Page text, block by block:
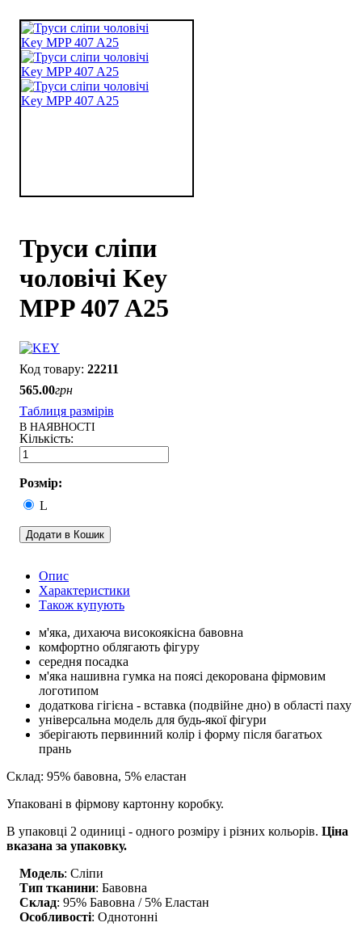
Труси сліпи
чоловічі Key
MPP 407 A25
22211
565.00грн
Таблиця размірів
В НАЯВНОСТІ
Розмір:
L
Додати в Кошик
Опис
Характеристики
Також купують
м'яка, дихаюча високоякісна бавовна
комфортно облягають фігуру
середня посадка
м'яка нашивна гумка на поясі декорована фірмовим
логотипом
додаткова гігієна - вставка (подвійне дно) в області паху
універсальна модель для будь-якої фігури
зберігають первинний колір і форму після багатьох
прань
Склад: 95% бавовна, 5% еластан
Упаковані в фірмову картонну коробку.
В упаковці 2 одиниці - одного розміру і різних кольорів. Ціна
вказана за упаковку.
Модель: Сліпи
Тип тканини: Бавовна
Склад: 95% Бавовна / 5% Еластан
Особливості: Однотонні